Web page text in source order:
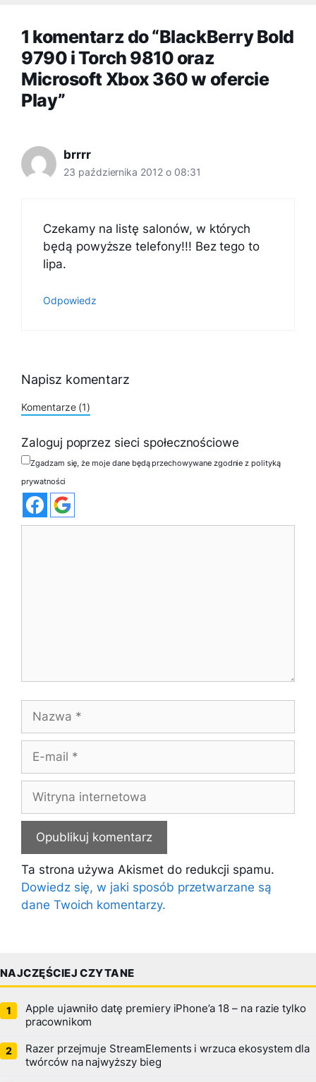
1 komentarz do “BlackBerry Bold
9790 i Torch 9810 oraz
Microsoft Xbox 360 w ofercie
Play”
brrrr
23 października 2012 o 08:31
Czekamy na listę salonów, w których
będą powyższe telefony!!! Bez tego to
lipa.
Odpowiedz
Napisz komentarz
Komentarze (1)
Zaloguj poprzez sieci społecznościowe
Zgadzam się, że moje dane będą przechowywane zgodnie z polityką
prywatności
mail
internetowa
Ta strona używa Akismet do redukcji spamu.
Dowiedz się, w jaki sposób przetwarzane są
dane Twoich komentarzy.
NAJCZĘŚCIEJ CZYTANE
Apple ujawniło datę premiery iPhone’a 18 – na razie tylko
pracownikom
Razer przejmuje StreamElements i wrzuca ekosystem dla
twórców na najwyższy bieg